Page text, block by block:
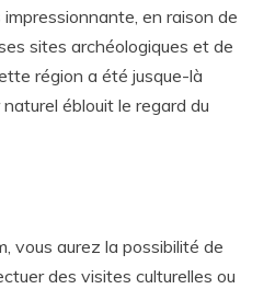
en raison de
sites archéologiques et de
région a été jusque-là
éblouit le regard du
vous aurez la possibilité de
des visites culturelles ou